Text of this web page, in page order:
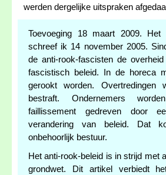
werden dergelijke uitspraken
Toevoeging 18 maart 2009. Het
schreef ik 14 november 2005.
de anti-rook-fascisten de
fascistisch beleid. In de horeca
gerookt worden. Overtredingen
bestraft. Ondernemers
faillissement gedreven door
verandering van beleid. Dat
onbehoorlijk bestuur.
Het anti-rook-beleid is in strijd met
grondwet. Dit artikel verbiedt